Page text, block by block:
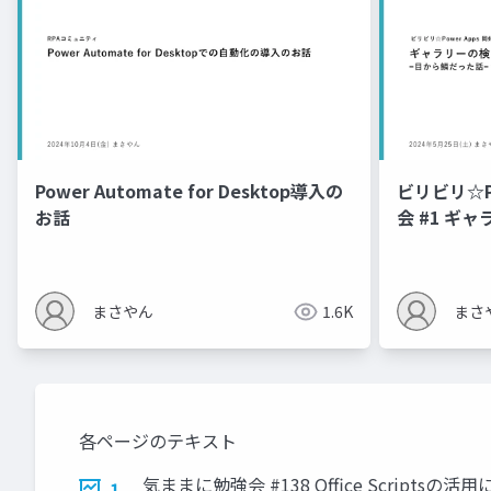
Power Automate for Desktop導入の
お話
まさやん 1.6K
ビリビリ
会 #1 ギャ
まさ
各ページのテキスト
気ままに勉強会 #138 Office Scriptsの活用